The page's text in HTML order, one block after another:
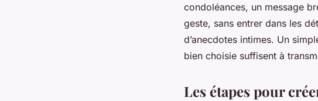
condoléances, un message
geste, sans entrer dans les
d’anecdotes intimes. Un
bien choisie suffisent à
Les étapes pour